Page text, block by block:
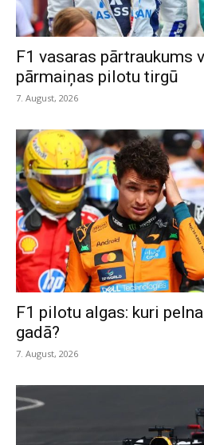
F1 vasaras pārtraukums
pārmaiņas pilotu tirgū
7. August, 2026
F1 pilotu algas: kuri
gadā?
7. August, 2026